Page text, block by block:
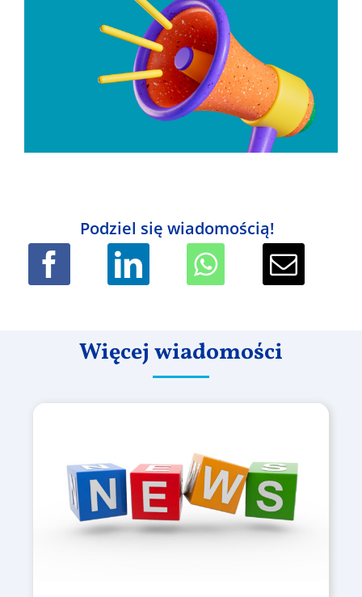
Podziel się wiadomością!
Więcej wiadomości